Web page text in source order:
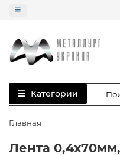
Категории
Главная
Лента